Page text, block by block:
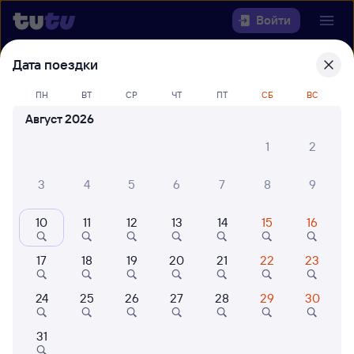
Войти
Выберите день, чтобы найти
билеты Анзёби — Новая Чара
Откуда
Когда
Кто едет
Найти поезда
Дата поездки
ПН ВТ СР ЧТ ПТ СБ ВС
Август 2026
1
2
3 4 5 6 7 8 9
10 11 12 13 14 15 16
17 18 19 20 21 22 23
24 25 26 27 28 29 30
31